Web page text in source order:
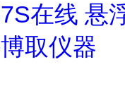
在线 悬
取仪器